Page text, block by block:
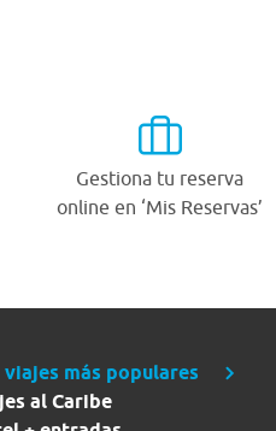
Gestiona tu reserva
online en ‘Mis Reservas’
viajes más populares
al Caribe